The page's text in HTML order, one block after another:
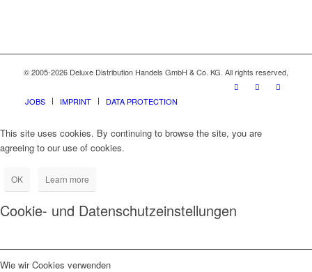
© 2005-2026 Deluxe Distribution Handels GmbH & Co. KG. All rights reserved,
JOBS IMPRINT DATA PROTECTION
This site uses cookies. By continuing to browse the site, you are
agreeing to our use of cookies.
OK Learn more
Cookie- und Datenschutzeinstellungen
Wie wir Cookies verwenden